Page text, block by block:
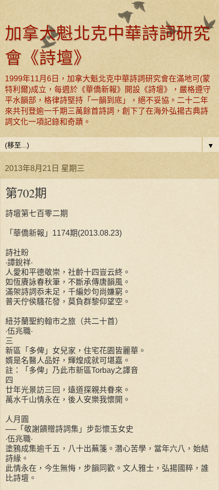
加拿大魁北克中華詩詞研究
會《詩壇》
1999年11月6日，加拿大魁北克中華詩詞研究會在滿地可(蒙
特利爾)成立，每週於《華僑新報》開設《詩壇》，嚴格遵守
平水韻部，格律詩堅持「一韻到底」，絕不妥協。二十二年
來共刊登逾一千期三萬餘首詩詞，創下了在海外弘揚古典詩
詞文化一項記錄和奇蹟。
▼
2013年8月21日 星期三
第702期
詩壇第七百零二期
「華僑新報」1174期(2013.08.23)
詩社盼
‧譚銳祥‧
人愛和平德敬崇，社齡十四豈云終。
如恆賡詠春秋筆，不斷承傳唐韻風。
滿架詩詞忝未足，千編妙句尚嫌窮。
普天佇侯騷花發，莫負群黎仰望空。
紐芬蘭聖約翰市之旅（共二十首）
‧伍兆職‧
三
新區「多俾」女兒家，住宅花園皆麗華。
婿是名醫人品好，輝煌成就可堪嘉。
註：「多俾」乃此市新區Torbay之譯音
四
廿年光景訪三回，遠道探親共眷來。
萬水千山情永在，後人安樂我懷開。
人月圓
──「敬謝饋贈詩詞集」步彭懷玉女史
‧伍兆職‧
塗鴉成集逾千五，八十出蕪箋。潛心苦學，當年六八，始結
詩緣。
此情永在，今生無悔，步韻同歡。文人雅士，弘揚國粹，誰
比詩壇。